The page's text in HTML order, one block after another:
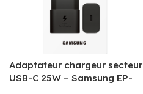
Adaptateur chargeur secteur
USB-C 25W – Samsung EP-